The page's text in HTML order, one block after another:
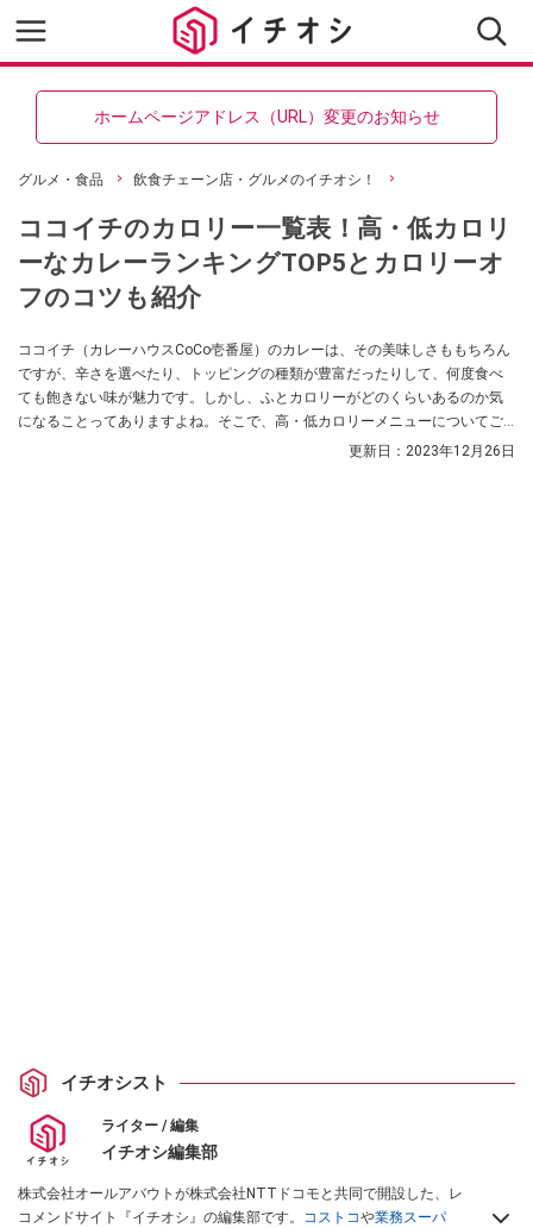
ホームページアドレス（URL）変更のお知らせ
グルメ・食品 飲食チェーン店・グルメのイチオシ！
ココイチのカロリー一覧表！高・低カロリ
ーなカレーランキングTOP5とカロリーオ
フのコツも紹介
ココイチ（カレーハウスCoCo壱番屋）のカレーは、その美味しさももちろん
ですが、辛さを選べたり、トッピングの種類が豊富だったりして、何度食べ
ても飽きない味が魅力です。しかし、ふとカロリーがどのくらいあるのか気
になることってありますよね。そこで、高・低カロリーメニューについてご
更新日： 2023年12月26日
イチオシスト
ライター / 編集
イチオシ編集部
株式会社オールアバウトが株式会社NTTドコモと共同で開設した、レ
コメンドサイト『イチオシ』の編集部です。 コストコや業務スーパ